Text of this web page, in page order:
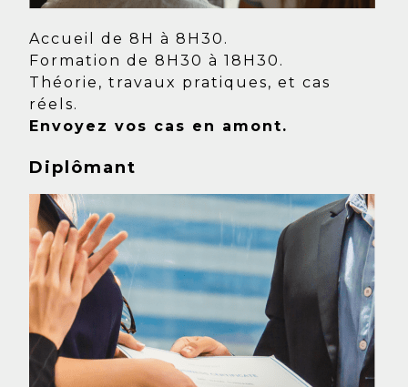
Accueil de 8H à 8H30.
Formation de 8H30 à 18H30.
Théorie, travaux pratiques, et cas
réels.
Envoyez vos cas en amont.
Diplômant